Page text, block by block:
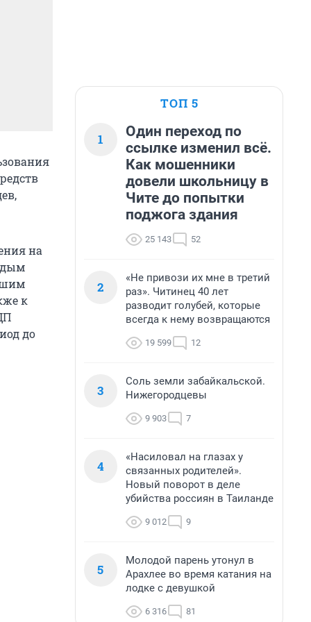
на
к
до
ТОП 5
1
Один переход по
ссылке изменил всё.
Как мошенники
довели школьницу в
Чите до попытки
поджога здания
25 143 52
2
«Не привози их мне в третий
раз». Читинец 40 лет
разводит голубей, которые
всегда к нему возвращаются
19 599 12
3
Соль земли забайкальской.
Нижегородцевы
9 903 7
4
«Насиловал на глазах у
связанных родителей».
Новый поворот в деле
убийства россиян в Таиланде
9 012 9
5
Молодой парень утонул в
Арахлее во время катания на
лодке с девушкой
6 316 81